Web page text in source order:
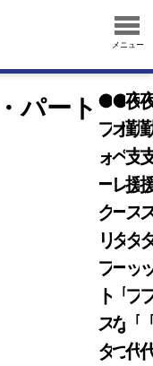
メニュー
パート ●
フ
ォ
ー
ク
リ
フ
ト
ス
タ
オ
ペ
レ
ー
タ
ー
「
な
つ
夜
勤
支
援
ス
タ
ッ
フ
代